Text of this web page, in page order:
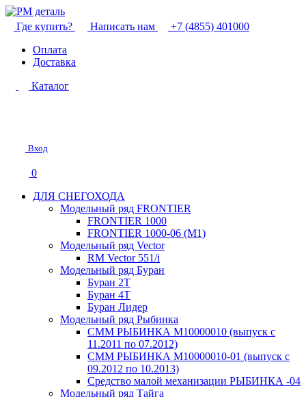
Где купить? Написать нам
+7 (4855) 401000
Оплата
Доставка
Каталог
Вход
0
ДЛЯ СНЕГОХОДА
Модельный ряд FRONTIER
FRONTIER 1000
FRONTIER 1000-06 (М1)
Модельный ряд Vector
RM Vector 551/i
Модельный ряд Буран
Буран 2Т
Буран 4Т
Буран Лидер
Модельный ряд Рыбинка
СММ РЫБИНКА M10000010 (выпуск с
11.2011 по 07.2012)
СММ РЫБИНКА M10000010-01 (выпуск с
09.2012 по 10.2013)
Средство малой механизации РЫБИНКА -04
Модельный ряд Тайга